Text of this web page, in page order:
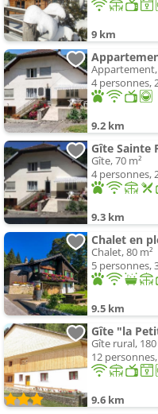
9 km
Appartement,
4 personnes,
9.2 km
Gîte Sainte
Gîte, 70 m²
4 personnes,
9.3 km
Chalet en
Chalet, 80 m²
5 personnes,
9.5 km
Gîte "la
Gîte rural, 180
12
9.6 km